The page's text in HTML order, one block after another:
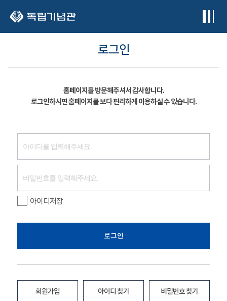
로그인
홈페이지를 방문해주셔서 감사합니다.
로그인하시면 홈페이지를 보다 편리하게 이용하실 수 있습니다.
아이디저장
로그인
회원가입 아이디 찾기 비밀번호 찾기